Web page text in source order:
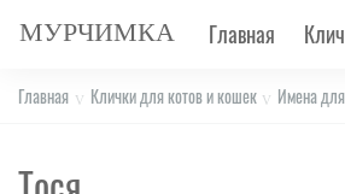
МУРЧИМКА Главная
Главная Клички для котов и кошек Имена